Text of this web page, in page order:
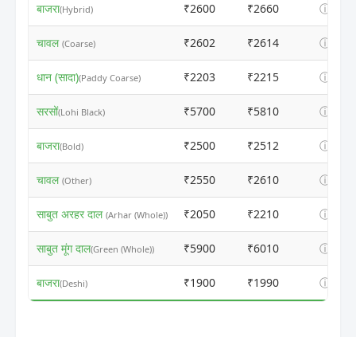
बाजरा(Hybrid) ₹2600 ₹2660 ⓘ
चावल (Coarse) ₹2602 ₹2614 ⓘ
धान (सादा)(Paddy Coarse) ₹2203 ₹2215 ⓘ
सरसों(Lohi Black) ₹5700 ₹5810 ⓘ
बाजरा(Bold) ₹2500 ₹2512 ⓘ
चावल (Other) ₹2550 ₹2610 ⓘ
साबुत अरहर दाल (Arhar (Whole)) ₹2050 ₹2210 ⓘ
साबुत मूंग दाल(Green (Whole)) ₹5900 ₹6010 ⓘ
बाजरा(Deshi) ₹1900 ₹1990 ⓘ